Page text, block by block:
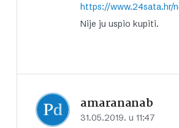
https://www.24sata.hr/
Nije ju uspio kupiti.
amarananab
31.05.2019. u 11:47